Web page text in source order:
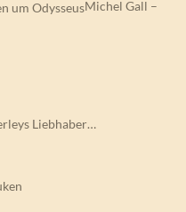
Michel Gall –
Liebhaber…